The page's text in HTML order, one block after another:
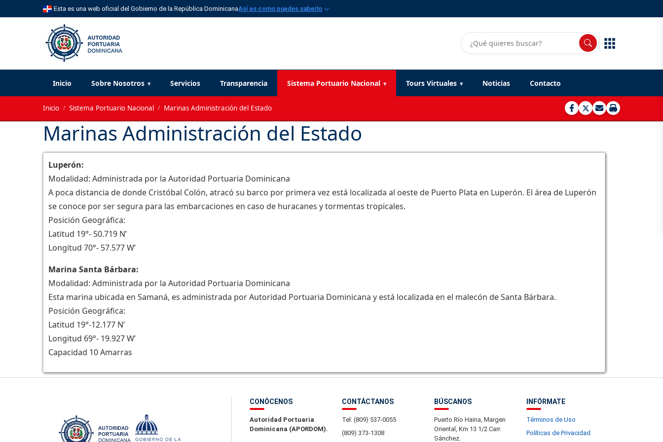
Esta es una web oficial del Gobierno de la República DominicanaAsí es como puedes saberlo
Inicio Sobre Nosotros Servicios Transparencia Sistema Portuario Nacional Tours Virtuales Noticias Contacto
Inicio / Sistema Portuario Nacional / Marinas Administración del Estado
Marinas Administración del Estado
Luperón:
Modalidad: Administrada por la Autoridad Portuaria Dominicana
A poca distancia de donde Cristóbal Colón, atracó su barco por primera vez está localizada al oeste de Puerto Plata en Luperón. El área de Luperón
se conoce por ser segura para las embarcaciones en caso de huracanes y tormentas tropicales.
Posición Geográfica:
Latitud 19°- 50.719 N’
Longitud 70°- 57.577 W’
Marina Santa Bárbara:
Modalidad: Administrada por la Autoridad Portuaria Dominicana
Esta marina ubicada en Samaná, es administrada por Autoridad Portuaria Dominicana y está localizada en el malecón de Santa Bárbara.
Posición Geográfica:
Latitud 19°-12.177 N’
Longitud 69°- 19.927 W’
Capacidad 10 Amarras
CONÓCENOS
Autoridad Portuaria
Dominicana (APORDOM).
CONTÁCTANOS
Tel: (809) 537-0055
(809) 373-1308
BÚSCANOS
Puerto Río Haina, Margen
Oriental, Km 13 1/2 Carr.
Sánchez.
INFÓRMATE
Términos de Uso
Políticas de Privacidad